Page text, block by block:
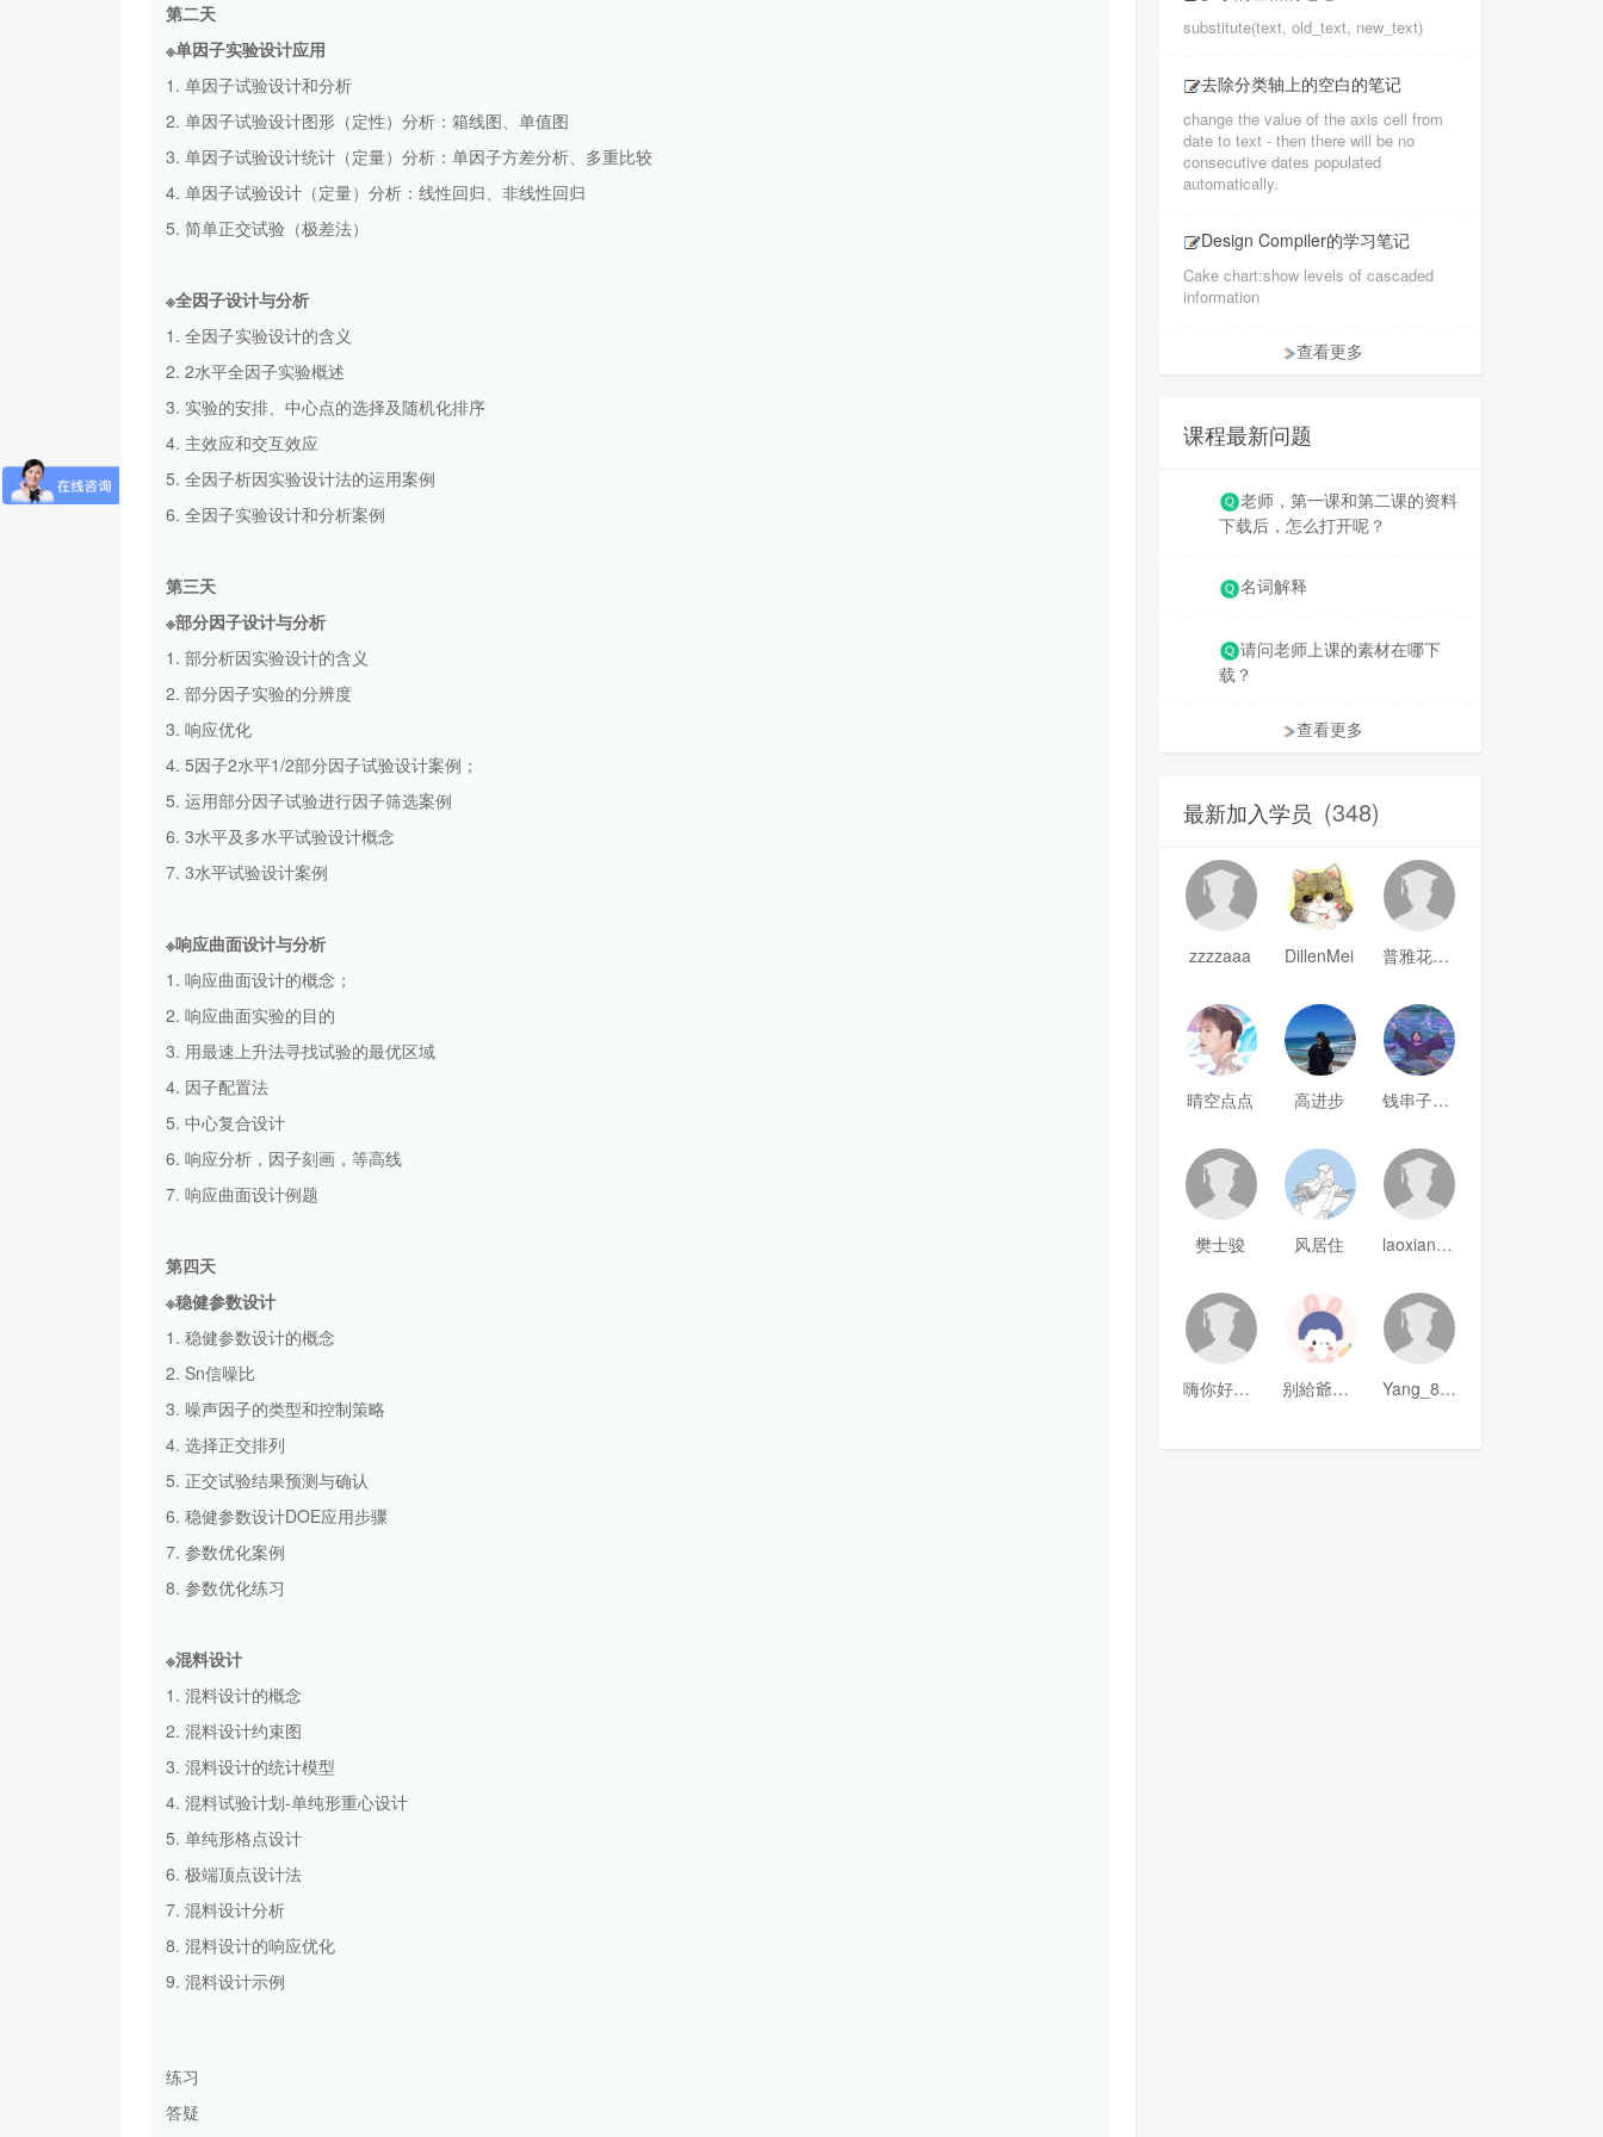
第二天
※单因子实验设计应用
1. 单因子试验设计和分析
2. 单因子试验设计图形（定性）分析：箱线图、单值图
3. 单因子试验设计统计（定量）分析：单因子方差分析、多重比较
4. 单因子试验设计（定量）分析：线性回归、非线性回归
5. 简单正交试验（极差法）
※全因子设计与分析
1. 全因子实验设计的含义
2. 2水平全因子实验概述
3. 实验的安排、中心点的选择及随机化排序
4. 主效应和交互效应
5. 全因子析因实验设计法的运用案例
6. 全因子实验设计和分析案例
第三天
※部分因子设计与分析
1. 部分析因实验设计的含义
2. 部分因子实验的分辨度
3. 响应优化
4. 5因子2水平1/2部分因子试验设计案例；
5. 运用部分因子试验进行因子筛选案例
6. 3水平及多水平试验设计概念
7. 3水平试验设计案例
※响应曲面设计与分析
1. 响应曲面设计的概念；
2. 响应曲面实验的目的
3. 用最速上升法寻找试验的最优区域
4. 因子配置法
5. 中心复合设计
6. 响应分析，因子刻画，等高线
7. 响应曲面设计例题
第四天
※稳健参数设计
1. 稳健参数设计的概念
2. Sn信噪比
3. 噪声因子的类型和控制策略
4. 选择正交排列
5. 正交试验结果预测与确认
6. 稳健参数设计DOE应用步骤
7. 参数优化案例
8. 参数优化练习
※混料设计
1. 混料设计的概念
2. 混料设计约束图
3. 混料设计的统计模型
4. 混料试验计划-单纯形重心设计
5. 单纯形格点设计
6. 极端顶点设计法
7. 混料设计分析
8. 混料设计的响应优化
9. 混料设计示例
练习
答疑
substitute(text, old_text, new_text)
去除分类轴上的空白的笔记
change the value of the axis cell from
date to text - then there will be no
consecutive dates populated
automatically.
Design Compiler的学习笔记
Cake chart:show levels of cascaded
information
查看更多
课程最新问题
老师，第一课和第二课的资料
下载后，怎么打开呢？
名词解释
请问老师上课的素材在哪下
载？
查看更多
最新加入学员 (348)
zzzzaaa DillenMei 普雅花qya
晴空点点 高进步 钱串子123
樊士骏 风居住 laoxianrou
嗨你好8mm 别給爺装纯 Yang_811